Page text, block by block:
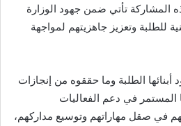
المشاركة تأتي ضمن جهود الوزارة
للطلبة وتعزيز جاهزيتهم لمواجهة
أبنائها الطلبة وما حققوه من إنجازات
في دعم الفعاليات
في صقل مهاراتهم وتوسيع مداركهم،